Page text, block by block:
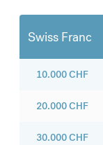
Swiss Franc
10.000CHF
20.000CHF
30.000CHF